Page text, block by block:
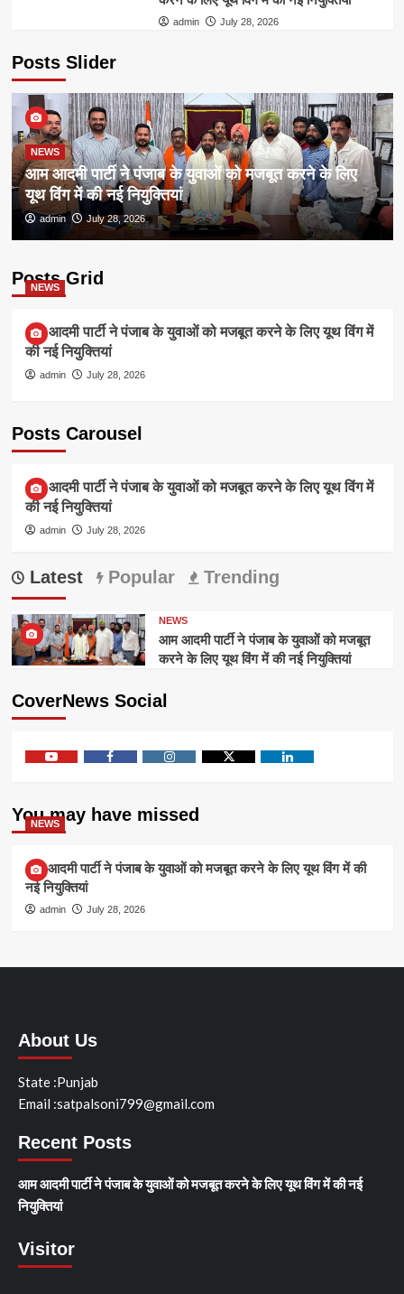
admin July 28, 2026
Posts Slider
NEWS
आम आदमी पार्टी ने पंजाब के युवाओं को मजबूत करने के लिए
यूथ विंग में की नई नियुक्तियां
admin July 28, 2026
Posts Grid
NEWS
आम आदमी पार्टी ने पंजाब के युवाओं को मजबूत करने के लिए यूथ विंग में
की नई नियुक्तियां
admin July 28, 2026
Posts Carousel
NEWS
आम आदमी पार्टी ने पंजाब के युवाओं को मजबूत करने के लिए यूथ विंग में
की नई नियुक्तियां
admin July 28, 2026
Latest Popular Trending
NEWS
आम आदमी पार्टी ने पंजाब के युवाओं को मजबूत
करने के लिए यूथ विंग में की नई नियुक्तियां
CoverNews Social
You may have missed
NEWS
आम आदमी पार्टी ने पंजाब के युवाओं को मजबूत करने के लिए यूथ विंग में की
नई नियुक्तियां
admin July 28, 2026
About Us
State :Punjab
Email :satpalsoni799@gmail.com
Recent Posts
आम आदमी पार्टी ने पंजाब के युवाओं को मजबूत करने के लिए यूथ विंग में की नई
नियुक्तियां
Visitor